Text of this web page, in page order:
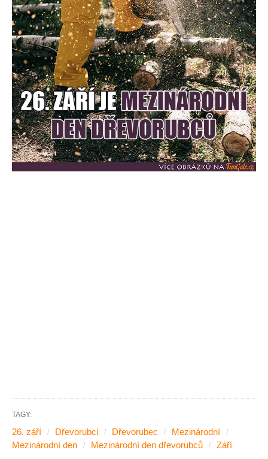
TAGY:
26. září Dřevorubci Dřevorubec
Mezinárodní
Mezinárodní den
Mezinárodní den dřevorubců Září